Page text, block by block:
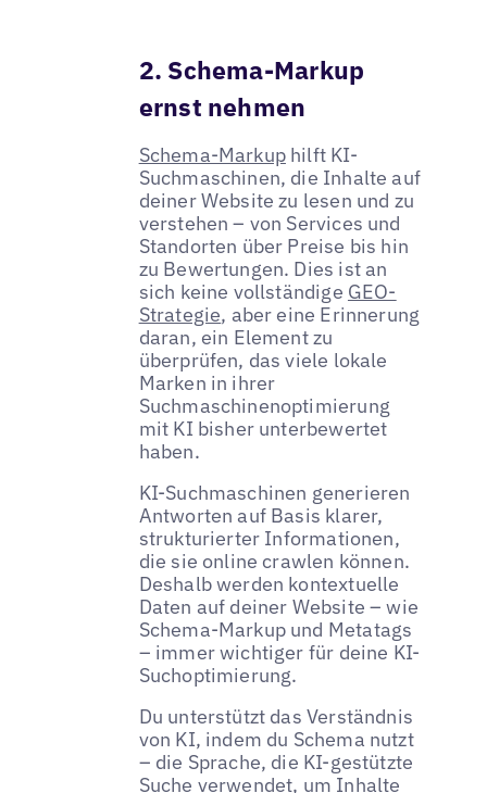
2. Schema-Markup
ernst nehmen
Schema-Markuphilft KI-
Suchmaschinen, die Inhalte auf
deiner Website zu lesen und zu
verstehen – von Services und
Standorten über Preise bis hin
zu Bewertungen. Dies ist an
sich keine vollständige GEO-
Strategie, aber eine Erinnerung
daran, ein Element zu
überprüfen, das viele lokale
Marken in ihrer
Suchmaschinenoptimierung
mit KI bisher unterbewertet
haben.
KI-Suchmaschinen generieren
Antworten auf Basis klarer,
strukturierter Informationen,
die sie online crawlen können.
Deshalb werden kontextuelle
Daten auf deiner Website – wie
Schema-Markup und Metatags
– immer wichtiger für deine KI-
Suchoptimierung.
Du unterstützt das Verständnis
von KI, indem du Schema nutzt
– die Sprache, die KI-gestützte
Suche verwendet, um Inhalte